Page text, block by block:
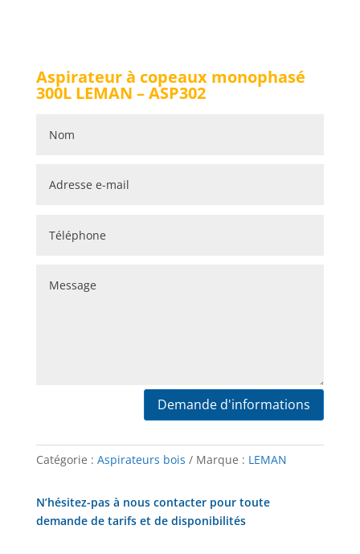
Aspirateur à copeaux monophasé
300L LEMAN – ASP302
Demande d'informations
Catégorie : Aspirateurs bois Marque : LEMAN
N’hésitez-pas à nous contacter pour toute
demande de tarifs et de disponibilités